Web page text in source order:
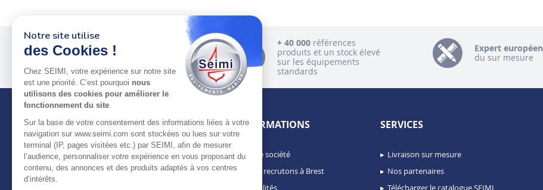
Plus de 50 ans
au service
des pros
+ 40 000 références
produits et un stock élevé
sur les équipements
standards
Expert européen
du sur mesure
À PROPOS DE SEIMI
Depuis plus de 50 ans, nous apportons des
INFORMATIONS
Notre société
Nous recrutons à Brest
Actualités
SERVICES
Livraison sur mesure
Nos partenaires
Télécharger le catalogue SEIMI
Notre site utilise
des Cookies !
Chez SEIMI, votre expérience sur notre site
est une priorité. C’est pourquoi nous
utilisons des cookies pour améliorer le
fonctionnement du site.
Sur la base de votre consentement des informations liées à votre
navigation sur www.seimi.com sont stockées ou lues sur votre
terminal (IP, pages visitées etc.) par SEIMI, afin de mesurer
l’audience, personnaliser votre expérience en vous proposant du
contenu, des annonces et des produits adaptés à vos centres
d’intérêts.